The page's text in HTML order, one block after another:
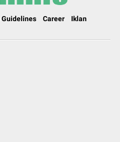
Guidelines Career Iklan